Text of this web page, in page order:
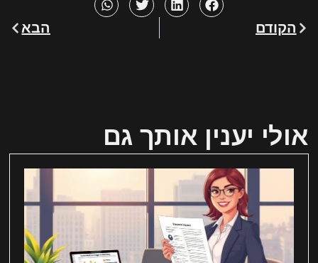
הקודם הבא
אולי יענין אותך גם